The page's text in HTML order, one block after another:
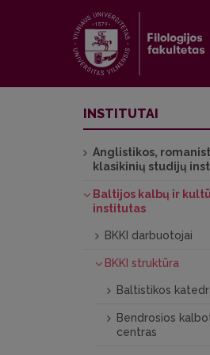
INSTITUTAI
Anglistikos,
klasikinių studijų
Baltijos kalbų ir
institutas
BKKI darbuotojai
BKKI struktūra
Baltistikos
Bendrosios
centras